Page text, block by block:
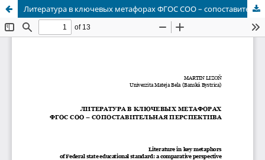
Литература в ключевых метафорах ФГОС СОО – сопоставительная перспектива